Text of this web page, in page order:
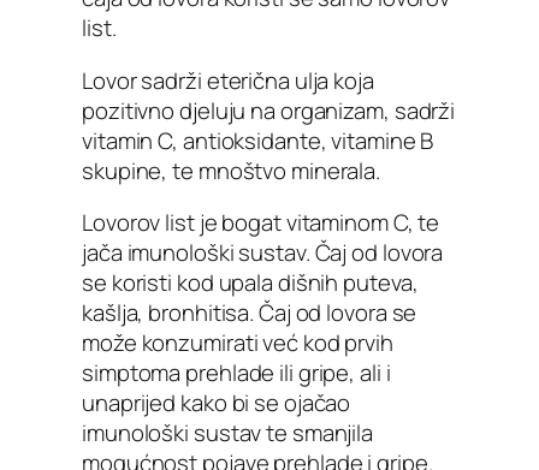
list.
Lovor sadrži eterična ulja koja
pozitivno djeluju na organizam, sadrži
vitamin C, antioksidante, vitamine B
skupine, te mnoštvo minerala.
Lovorov list je bogat vitaminom C, te
jača imunološki sustav. Čaj od lovora
se koristi kod upala dišnih puteva,
kašlja, bronhitisa. Čaj od lovora se
može konzumirati već kod prvih
simptoma prehlade ili gripe, ali i
unaprijed kako bi se ojačao
imunološki sustav te smanjila
mogućnost pojave prehlade i gripe.